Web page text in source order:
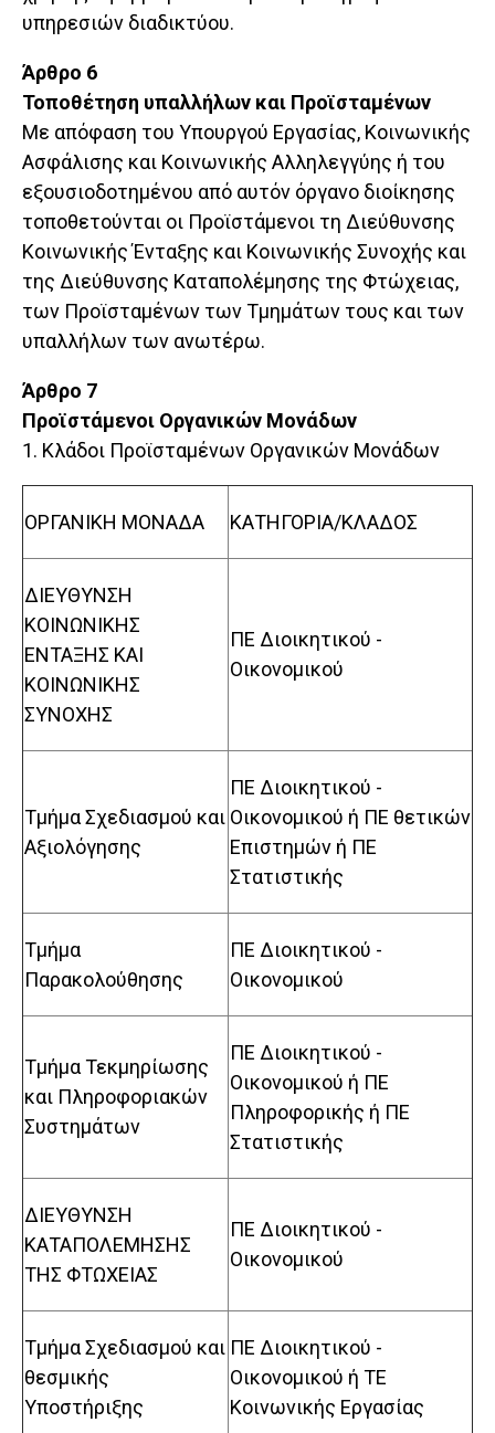
υπηρεσιών διαδικτύου.
Άρθρο 6
Τοποθέτηση υπαλλήλων και Προϊσταμένων
Με απόφαση του Υπουργού Εργασίας, Κοινωνικής
Ασφάλισης και Κοινωνικής Αλληλεγγύης ή του
εξουσιοδοτημένου από αυτόν όργανο διοίκησης
τοποθετούνται οι Προϊστάμενοι τη Διεύθυνσης
Κοινωνικής Ένταξης και Κοινωνικής Συνοχής και
της Διεύθυνσης Καταπολέμησης της Φτώχειας,
των Προϊσταμένων των Τμημάτων τους και των
υπαλλήλων των ανωτέρω.
Άρθρο 7
Προϊστάμενοι Οργανικών Μονάδων
1. Κλάδοι Προϊσταμένων Οργανικών Μονάδων
ΟΡΓΑΝΙΚΗ ΜΟΝΑΔΑ ΚΑΤΗΓΟΡΙΑ/ΚΛΑΔΟΣ
ΔΙΕΥΘΥΝΣΗ
ΚΟΙΝΩΝΙΚΗΣ
ΕΝΤΑΞΗΣ ΚΑΙ
ΚΟΙΝΩΝΙΚΗΣ
ΣΥΝΟΧΗΣ
ΠΕ Διοικητικού -
Οικονομικού
Τμήμα Σχεδιασμού και
Αξιολόγησης
ΠΕ Διοικητικού -
Οικονομικού ή ΠΕ θετικών
Επιστημών ή ΠΕ
Στατιστικής
Τμήμα
Παρακολούθησης
ΠΕ Διοικητικού -
Οικονομικού
Τμήμα Τεκμηρίωσης
και Πληροφοριακών
Συστημάτων
ΠΕ Διοικητικού -
Οικονομικού ή ΠΕ
Πληροφορικής ή ΠΕ
Στατιστικής
ΔΙΕΥΘΥΝΣΗ
ΚΑΤΑΠΟΛΕΜΗΣΗΣ
ΤΗΣ ΦΤΩΧΕΙΑΣ
ΠΕ Διοικητικού -
Οικονομικού
Τμήμα Σχεδιασμού και
θεσμικής
Υποστήριξης
ΠΕ Διοικητικού -
Οικονομικού ή TE
Κοινωνικής Εργασίας